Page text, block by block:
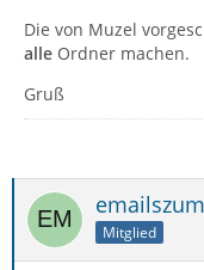
Die von Muzel
alle Ordner machen.
Gruß
Mitglied